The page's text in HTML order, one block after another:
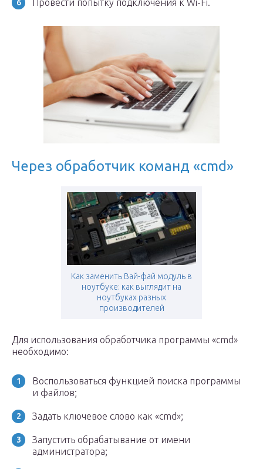
Провести попытку подключения к Wi-Fi.
Через обработчик команд «cmd»
Как заменить Вай-фай модуль в
ноутбуке: как выглядит на
ноутбуках разных
производителей
Для использования обработчика программы «cmd»
необходимо:
Воспользоваться функцией поиска программы
и файлов;
Задать ключевое слово как «cmd»;
Запустить обрабатывание от имени
администратора;